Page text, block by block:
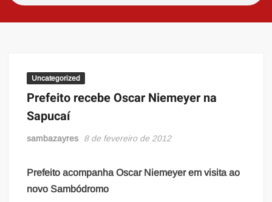
Uncategorized
Prefeito recebe Oscar Niemeyer na
Sapucaí
sambazayres 8 de fevereiro de 2012
Prefeito acompanha Oscar Niemeyer em visita ao
novo Sambódromo